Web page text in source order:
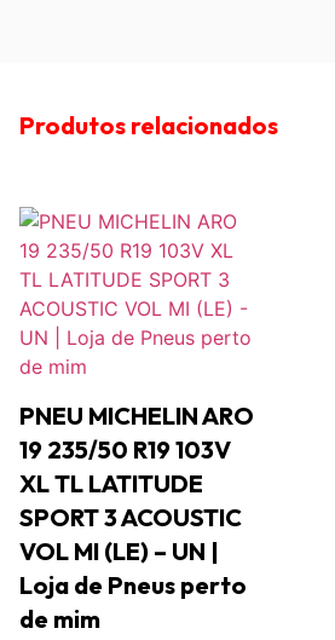
Produtos relacionados
PNEU MICHELIN ARO
19 235/50 R19 103V
XL TL LATITUDE
SPORT 3 ACOUSTIC
VOL MI (LE) – UN |
Loja de Pneus perto
de mim